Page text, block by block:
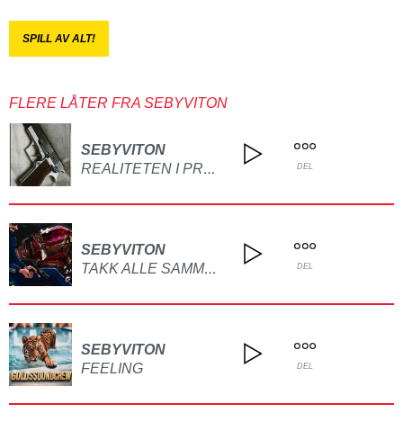
SPILL AV ALT!
FLERE LÅTER FRA SEBYVITON
SEBYVITON
REALITETEN I PROFETEN DEL
SEBYVITON
TAKK ALLE SAMMEN DEL
SEBYVITON
FEELING
DEL